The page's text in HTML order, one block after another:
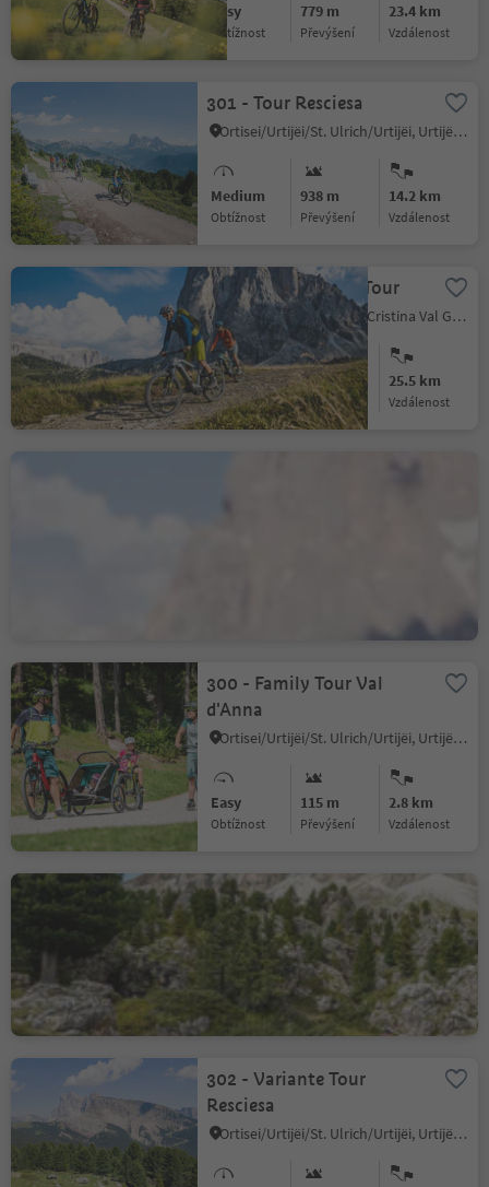
Easy
Obtížnost
779 m
Převýšení
23.4 km
vzdálenost
301 - Tour Resciesa
Ortisei/Urtijëi/St. Ulrich/Urtijëi, Urtijëi/Ortisei, Dolomites Region Val Gardena
Medium
Obtížnost
938 m
Převýšení
14.2 km
vzdálenost
297 Mont de Seura Tour
S.Cristina Gherdëina/S.Cristina Val Gardena/S.Cristina Gherdëina/St.Christina in Gröden, S.Crestina Gherdëina/Santa Cristina Val Gardana, Dolomites Region Val Gardena
Difficult
Obtížnost
873 m
Převýšení
25.5 km
vzdálenost
300 - Family Tour Val
d'Anna
Ortisei/Urtijëi/St. Ulrich/Urtijëi, Urtijëi/Ortisei, Dolomites Region Val Gardena
Easy
Obtížnost
115 m
Převýšení
2.8 km
vzdálenost
308 Passo Sella circuit
Selva/Sëlva/Wolkenstein/Sëlva, Sëlva/Selva di Val Gardena, Dolomites Region Val Gardena
Medium
Obtížnost
796 m
Převýšení
17.0 km
vzdálenost
302 - Variante Tour
Resciesa
Ortisei/Urtijëi/St. Ulrich/Urtijëi, Urtijëi/Ortisei, Dolomites Region Val Gardena